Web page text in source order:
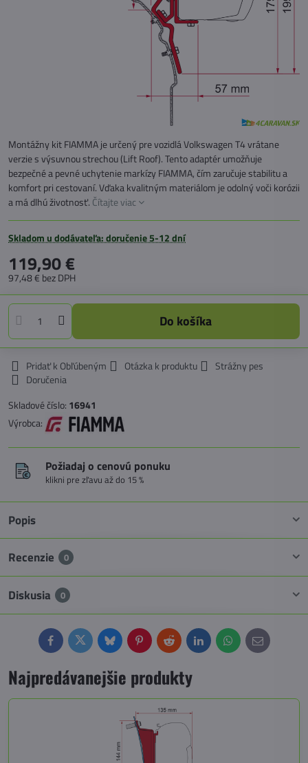
Montážny kit FIAMMA je určený pre vozidlá Volkswagen T4 vrátane
verzie s výsuvnou strechou (Lift Roof). Tento adaptér umožňuje
bezpečné a pevné uchytenie markízy FIAMMA, čím zaručuje stabilitu a
komfort pri cestovaní. Vďaka kvalitným materiálom je odolný voči korózii
a má dlhú životnosť. Čítajte viac
Skladom u dodávateľa: doručenie 5-12 dní
119,90 €
97,48 € bez DPH
Do košíka
Pridať k Obľúbeným Otázka k produktu
Strážny pes
Doručenia
Skladové číslo: 16941
Výrobca:
Požiadaj o cenovú ponuku
klikni pre zľavu až do 15 %
Popis
Recenzie 0
Diskusia 0
FacebookTwitterBlueskyPinterestReddit LinkedInWhatsApp
E-
mail
Najpredávanejšie produkty